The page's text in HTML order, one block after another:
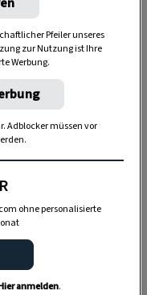
ist es einfach
überhaupt
ist.“
Pfeiler unseres
zur Nutzung ist Ihre
Werbung.
Adblocker müssen vor
ohne personalisierte
anmelden.